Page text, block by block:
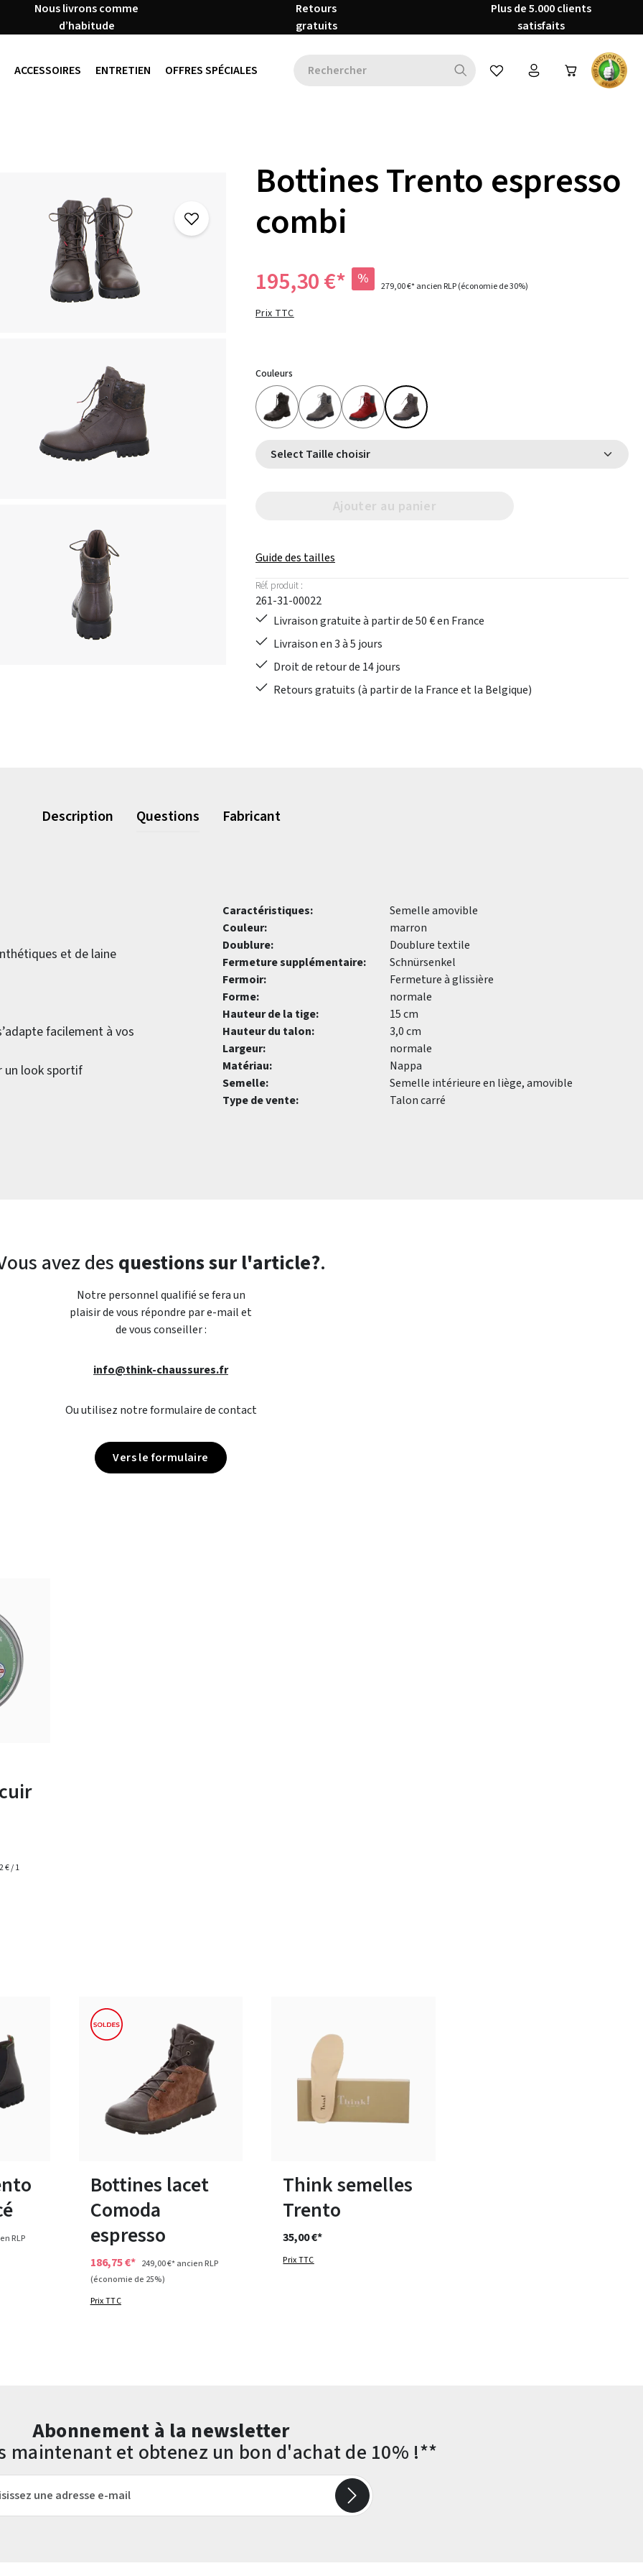
Nous livrons comme
d’habitude
Retours
gratuits
Plus de 5.000 clients
satisfaits
ACCESSOIRES ENTRETIEN OFFRES SPÉCIALES Vous avez 0 articles dans votre
Bottines Trento espresso
combi
195,30 €* % 279,00 €*ancien RLP(économie de 30%)
Prix TTC
Couleurs
Select Taille choisir
Ajouter au panier
Guide des tailles
Réf. produit :
261-31-00022
Livraison gratuite à partir de 50 € en France
Livraison en 3 à 5 jours
Droit de retour de 14 jours
Retours gratuits (à partir de la France et la Belgique)
Description Questions Fabricant
et de laine
facilement à vos
un look sportif
Caractéristiques:
Semelle amovible
Couleur:
marron
Doublure:
Doublure textile
Fermeture supplémentaire:
Schnürsenkel
Fermoir:
Fermeture à glissière
Forme:
normale
Hauteur de la tige:
15 cm
Hauteur du talon:
3,0 cm
Largeur:
normale
Matériau:
Nappa
Semelle:
Semelle intérieure en liège, amovible
Type de vente:
Talon carré
avez des questions sur l'article?.
Notre personnel qualifié se fera un
plaisir de vous répondre par e-mail et
de vous conseiller :
info@think-chaussures.fr
Ou utilisez notre formulaire de contact
Vers le formulaire
€ / 1
RLP
6 Couleurs
Bottines lacet
Comoda
espresso
186,75 €* 249,00 €*ancien RLP
(économie de 25%)
Prix TTC
Think semelles
Trento
35,00 €*
Prix TTC
Abonnement à la newsletter
maintenant et obtenez un bon d'achat de 10% !**